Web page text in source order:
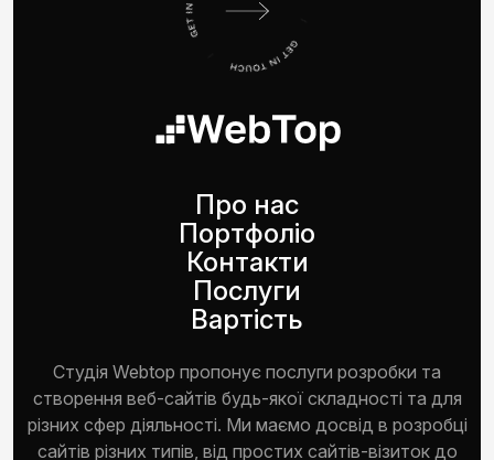
Про нас
Портфоліо
Контакти
Послуги
Вартість
Студія Webtop пропонує послуги розробки та
створення веб-сайтів будь-якої складності та для
різних сфер діяльності. Ми маємо досвід в розробці
сайтів різних типів, від простих сайтів-візиток до